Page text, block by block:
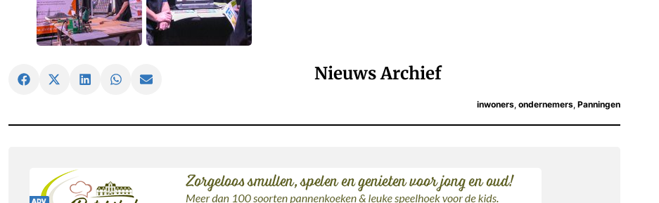
Nieuws Archief
inwoners ondernemers Panningen